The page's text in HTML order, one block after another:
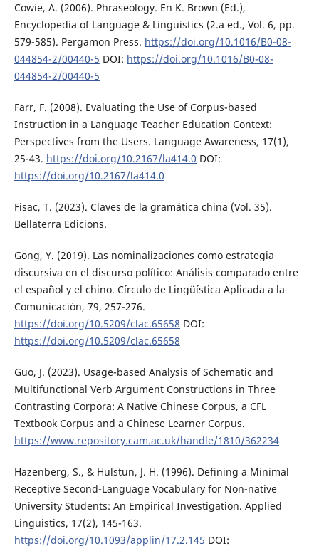
Cowie, A. (2006). Phraseology. En K. Brown (Ed.),
Encyclopedia of Language & Linguistics (2.a ed., Vol. 6, pp.
579-585). Pergamon Press. https://doi.org/10.1016/B0-08-
044854-2/00440-5 DOI: https://doi.org/10.1016/B0-08-
044854-2/00440-5
Farr, F. (2008). Evaluating the Use of Corpus-based
Instruction in a Language Teacher Education Context:
Perspectives from the Users. Language Awareness, 17(1),
25-43. https://doi.org/10.2167/la414.0 DOI:
https://doi.org/10.2167/la414.0
Fisac, T. (2023). Claves de la gramática china (Vol. 35).
Bellaterra Edicions.
Gong, Y. (2019). Las nominalizaciones como estrategia
discursiva en el discurso político: Análisis comparado entre
el español y el chino. Círculo de Lingüística Aplicada a la
Comunicación, 79, 257-276.
https://doi.org/10.5209/clac.65658 DOI:
https://doi.org/10.5209/clac.65658
Guo, J. (2023). Usage-based Analysis of Schematic and
Multifunctional Verb Argument Constructions in Three
Contrasting Corpora: A Native Chinese Corpus, a CFL
Textbook Corpus and a Chinese Learner Corpus.
https://www.repository.cam.ac.uk/handle/1810/362234
Hazenberg, S., & Hulstun, J. H. (1996). Defining a Minimal
Receptive Second-Language Vocabulary for Non-native
University Students: An Empirical Investigation. Applied
Linguistics, 17(2), 145-163.
https://doi.org/10.1093/applin/17.2.145 DOI: